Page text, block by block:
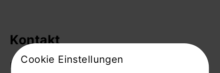
Kontakt
Rudat GmbH
Cookie Einstellungen